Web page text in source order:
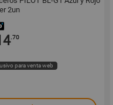
2un
.70
para venta web